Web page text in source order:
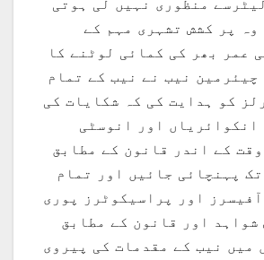
منظوری نہیں لی ہوتی
وہ پر کشش تشہری مہم کے
عمر بھر کی کمائی لوٹنے کا
چیئرمین نیب نے نیب کے تمام
کو ہدایت کی کہ شکایات کی
انکوائریاں اور انوسٹی
کے اندر قانون کے مطابق
پہنچائی جائیں اور تمام
اور پراسیکوٹرز پوری
شواہد اور قانون کے مطابق
میں نیب کے مقدمات کی پیروی